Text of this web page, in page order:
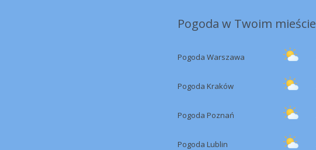
Pogoda w Twoim mieście
Pogoda Warszawa
Pogoda Kraków
Pogoda Poznań
Pogoda Lublin